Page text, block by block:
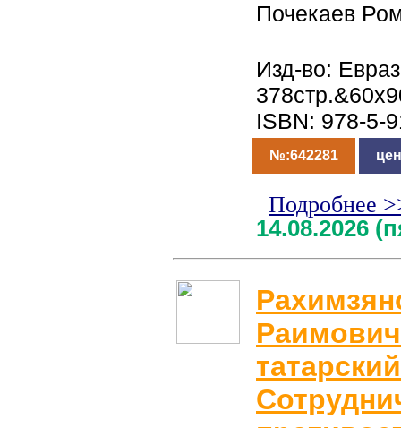
Почекаев
Изд-во:
ISBN: 978-5-
№:642281
Подробнее
14.08.2026